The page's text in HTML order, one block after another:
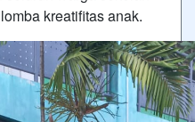
kreatifitas anak.